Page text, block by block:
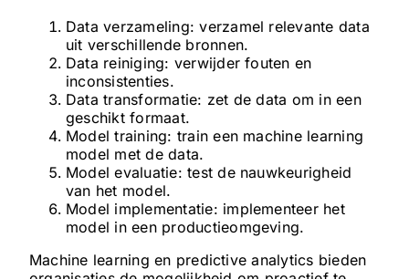
Data verzameling: verzamel relevante data
uit verschillende bronnen.
Data reiniging: verwijder fouten en
inconsistenties.
Data transformatie: zet de data om in een
geschikt formaat.
Model training: train een machine learning
model met de data.
Model evaluatie: test de nauwkeurigheid
van het model.
Model implementatie: implementeer het
model in een productieomgeving.
Machine learning en predictive analytics bieden